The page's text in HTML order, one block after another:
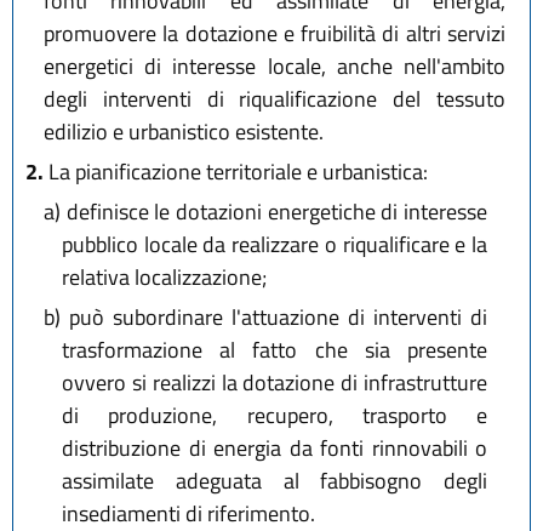
promuovere la dotazione e fruibilità di altri servizi
energetici di interesse locale, anche nell'ambito
degli interventi di riqualificazione del tessuto
edilizio e urbanistico esistente.
2. La pianificazione territoriale e urbanistica:
a) definisce le dotazioni energetiche di interesse
pubblico locale da realizzare o riqualificare e la
relativa localizzazione;
b) può subordinare l'attuazione di interventi di
trasformazione al fatto che sia presente
ovvero si realizzi la dotazione di infrastrutture
di produzione, recupero, trasporto e
distribuzione di energia da fonti rinnovabili o
assimilate adeguata al fabbisogno degli
insediamenti di riferimento.